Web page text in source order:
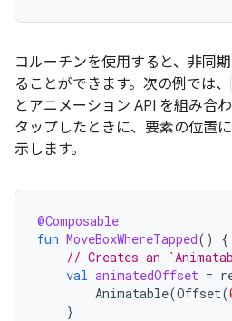
コルーチンを使用すると、非同
ることができます。次の例では、
とアニメーション API を組み合
タップしたときに、要素の位置
示します。
@Composable
fun MoveBoxWhereTapped()
{
// Creates an
val animatedOffset =
Animatable(Offset(
}